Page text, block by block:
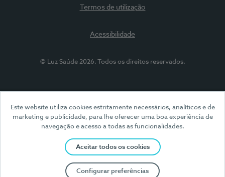
Este website utiliza cookies estritamente necessários, analíticos e de
marketing e publicidade, para lhe oferecer uma boa experiência de
navegação e acesso a todas as funcionalidades.
Aceitar todos os cookies
Configurar preferências
Termos de utilização
Acessibilidade
© Luz Saúde 2026. Todos os direitos reservados.